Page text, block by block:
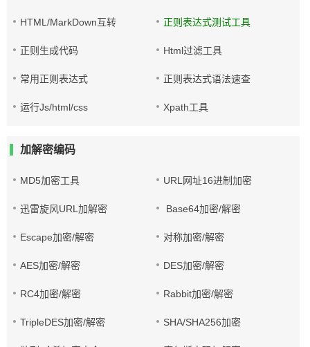
HTML/MarkDown互转 正则表达式测试工具
正则生成代码 Html过滤工具
常用正则表达式 正则表达式语法速查
运行Js/html/css Xpath工具
加解密编码
MD5加密工具 URL网址16进制加密
迅雷旋风URL加解密 Base64加密/解密
Escape加密/解密 对称加密/解密
AES加密/解密 DES加密/解密
RC4加密/解密 Rabbit加密/解密
TripleDES加密/解密 SHA/SHA256加密